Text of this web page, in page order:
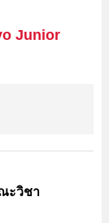
ลือกเข้าศึกษาเช่น
ต้น,แนะนำสถาน
มูลตามอัธยาศัย
Junior
ะวิชา